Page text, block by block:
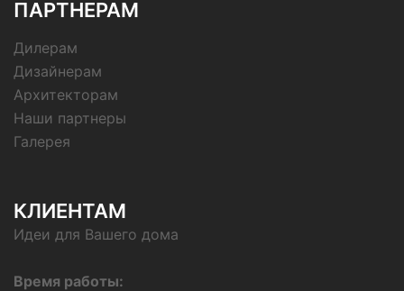
ПАРТНЕРАМ
Дилерам
Дизайнерам
Архитекторам
Наши партнеры
Галерея
КЛИЕНТАМ
Идеи для Вашего дома
Время работы: